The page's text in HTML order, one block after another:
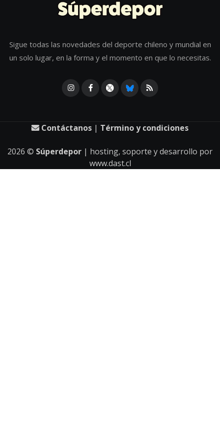
Sigue todas las novedades del deporte chileno y mundial en
un solo lugar, en la forma y el momento en que lo necesitas.
Contáctanos | Término y condiciones
2026 © Súperdepor | hosting, soporte y desarrollo por
www.dast.cl